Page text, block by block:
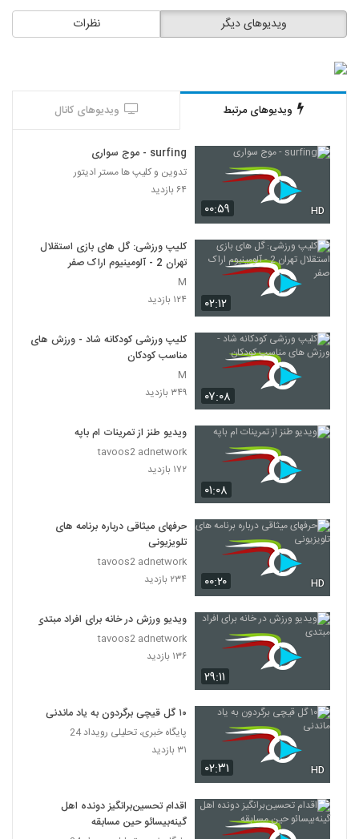
نظرات ویدیوهای دیگر
ویدیوهای مرتبط ویدیوهای کانال
۰۰:۵۹ HD
surfing - موج سواری
تدوین و کلیپ ها مستر ادیتور
۶۴ بازدید
۰۲:۱۲
کلیپ ورزشی: گل های بازی استقلال
تهران 2 - آلومینیوم اراک صفر
M
۱۲۴ بازدید
۰۷:۰۸
کلیپ ورزشی کودکانه شاد - ورزش های
مناسب کودکان
M
۳۴۹ بازدید
۰۱:۰۸
ویدیو طنز از تمرینات ام باپه
tavoos2 adnetwork
۱۷۲ بازدید
۰۰:۲۰ HD
حرفهای میثاقی درباره برنامه های
تلویزیونی
tavoos2 adnetwork
۲۳۴ بازدید
۲۹:۱۱
ویدیو ورزش در خانه برای افراد مبتدی
tavoos2 adnetwork
۱۳۶ بازدید
۰۲:۳۱ HD
۱۰ گل قیچی برگردون به یاد ماندنی
پایگاه خبری، تحلیلی رویداد 24
۳۱ بازدید
اقدام تحسین‌برانگیز دونده اهل
گینه‌بیسائو حین مسابقه